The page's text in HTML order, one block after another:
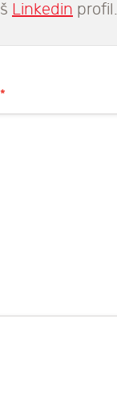
Linkedin profil.
*